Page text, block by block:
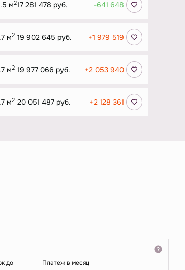
м217 281 478 руб. -641 648
м2 19 902 645 руб. +1 979 519
м2 19 977 066 руб. +2 053 940
м2 20 051 487 руб. +2 128 361
до Платеж в месяц